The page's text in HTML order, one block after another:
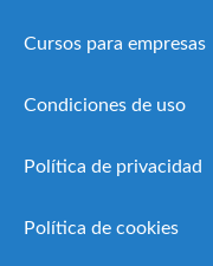
Cursos para empresas
Condiciones de uso
Política de privacidad
Política de cookies